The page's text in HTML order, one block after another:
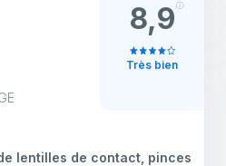
lentilles de contact, pinces
8,9
Très bien